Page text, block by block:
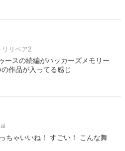
リリペア2
ースの続編がハッカーズメモリー
作品が入ってる感じ
ちゃいいね！ すごい！ こんな舞